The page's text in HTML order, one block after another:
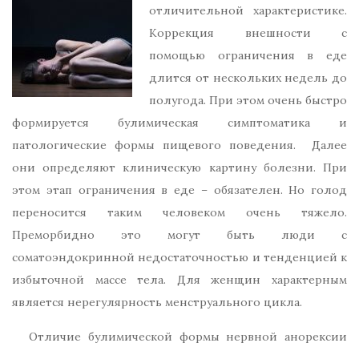
отличительной характеристике.
Коррекция внешности с
помощью ограничения в еде
длится от нескольких недель до
полугода. При этом очень быстро
формируется булимическая симптоматика и
патологические формы пищевого поведения. Далее
они определяют клиническую картину болезни. При
этом этап ограничения в еде – обязателен. Но голод
переносится таким человеком очень тяжело.
Преморбидно это могут быть люди с
соматоэндокринной недостаточностью и тенденцией к
избыточной массе тела. Для женщин характерным
является нерегулярность менструального цикла.
Отличие булимической формы нервной анорексии